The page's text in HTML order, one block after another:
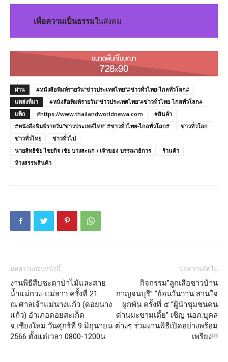
เพื่อความเป็นธรรมในสังคม
ผ่าน
#หนังสือพิมพ์รายวัน”ข่าวประเทศไทย”#ข่าวทั่วไทย-ไกลทั่วโลก#
แหล่งที่มา
#หนังสือพิมพ์รายวัน”ข่าวประเทศไทย”#ข่าวทั่วไทย-ไกลทั่วโลก#
แท็ก
#https://www.thailandworldnewa.com
#สินค้า
#หนังสือพิมพ์รายวัน”ข่าวประเทศไทย” #ข่าวทั่วไทย-ไกลทั่วโลก#
ข่าวทั่วโลก
ข่าวทั่วไทย
ข่าวทั่วไป
นายสิทธิชัย ไชยกิจ (ชัย บางสะแก ) เจ้าของ-บรรณาธิการ
ร้านค้า
ห้างสรรพสินค้า
บทความก่อนหน้านี้
งานพิธีสืบชะตาป่าไม้และสาย
น้ำแม่กวง-แม่ลาว ครั้งที่ 21
ณ.ศาลเจ้าแม่นางแก้ว (ดอยนาง
แก้ว) อำเภอดอยสะเก็ด
จ.เชียงใหม่ วันศุกร์ที่ 9 มิถุนายน
2566 ตั้งแต่เวลา 0800-1200น.
บทความถัดไป
กิจกรรม”ลูกเสือชาวบ้าน
กาญจนบุรี” “ย้อนวันวาน สานใจ
ผูกพัน ครั้งที่ ๕ “ผู้นำชุมชนคน
ด่านมะขามเตี้ย” เชิญ นอภ.บุคล
ต่างๆ ร่วมงานพิธีเปิดอย่างพร้อม
เพรียง!!!